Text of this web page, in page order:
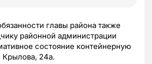
главы района также
районной администрации
состояние контейнерную
Крылова, 24а.